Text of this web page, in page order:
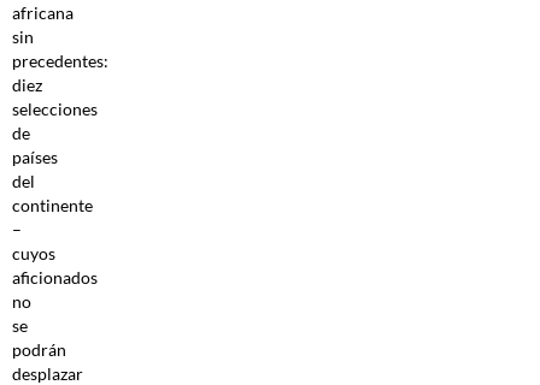
africana
sin
precedentes:
diez
selecciones
de
países
del
continente
–
cuyos
aficionados
no
se
podrán
desplazar